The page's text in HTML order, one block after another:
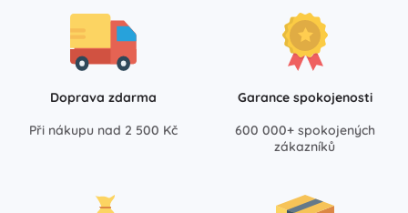
Doprava zdarma
Při nákupu nad 2 500 Kč
Garance spokojenosti
600 000+ spokojených
zákazníků